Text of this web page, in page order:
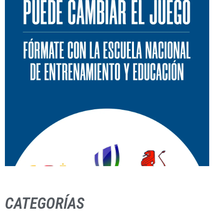
CATEGORÍAS